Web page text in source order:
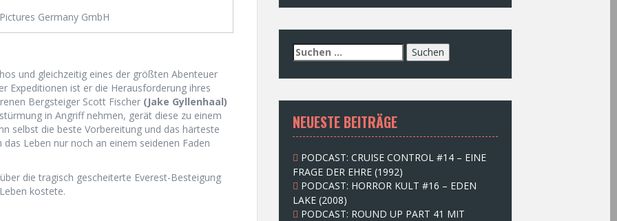
Germany GmbH
und gleichzeitig eines der größten Abenteuer
Expeditionen ist er die Herausforderung ihres
Bergsteiger Scott Fischer (Jake Gyllenhaal)
in Angriff nehmen, gerät diese zu einem
selbst die beste Vorbereitung und das härteste
Leben nur noch an einem seidenen Faden
die tragisch gescheiterte Everest-Besteigung
kostete.
S
u
c
e
n
n
c
h
:
NEUESTE BEITRÄGE
PODCAST: CRUISE CONTROL #14 – EINE
FRAGE DER EHRE (1992)
PODCAST: HORROR KULT #16 – EDEN
LAKE (2008)
PODCAST: ROUND UP PART 41 MIT